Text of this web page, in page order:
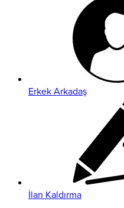
Erkek Arkadaş
İlan Kaldırma